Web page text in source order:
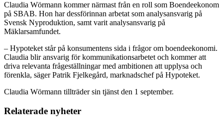
Claudia Wörmann kommer närmast från en roll som Boendeekonom
på SBAB. Hon har dessförinnan arbetat som analysansvarig på
Svensk Nyproduktion, samt varit analysansvarig på
Mäklarsamfundet.
– Hypoteket står på konsumentens sida i frågor om boendeekonomi.
Claudia blir ansvarig för kommunikationsarbetet och kommer att
driva relevanta frågeställningar med ambitionen att upplysa och
förenkla, säger Patrik Fjelkegård, marknadschef på Hypoteket.
Claudia Wörmann tillträder sin tjänst den 1 september.
Relaterade nyheter